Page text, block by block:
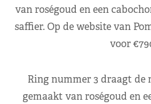
van roségoud en een
saffier. Op de website van
voor
Ring nummer 3 draagt de
gemaakt van roségoud en